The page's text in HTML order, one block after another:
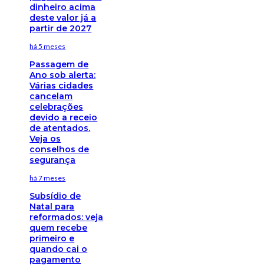
dinheiro acima
deste valor já a
partir de 2027
há 5 meses
Passagem de
Ano sob alerta:
Várias cidades
cancelam
celebrações
devido a receio
de atentados.
Veja os
conselhos de
segurança
há 7 meses
Subsídio de
Natal para
reformados: veja
quem recebe
primeiro e
quando cai o
pagamento